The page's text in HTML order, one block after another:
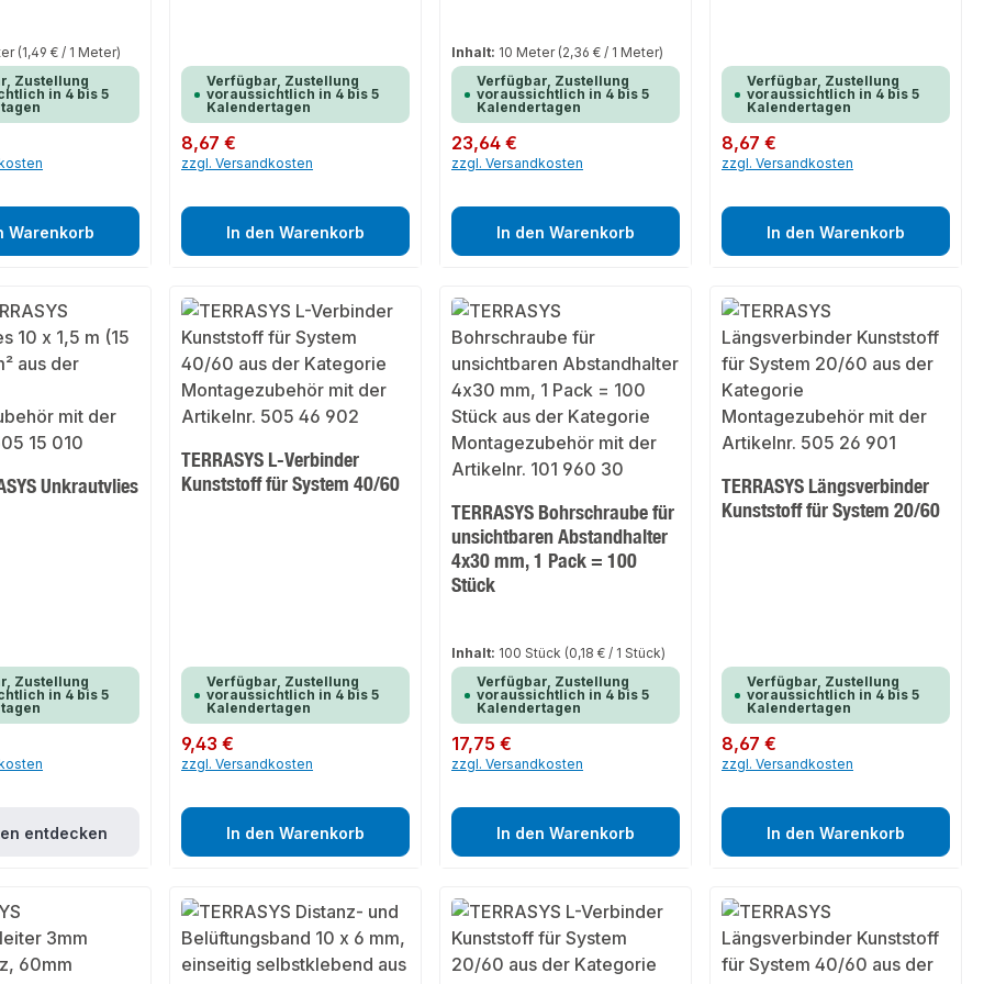
(1,49 € / 1 Meter)
Zustellung
in 4 bis 5
Warenkorb
Verfügbar, Zustellung
voraussichtlich in 4 bis 5
Kalendertagen
Regulärer Preis:
8,67 €
zzgl. Versandkosten
In den Warenkorb
Inhalt: 10 Meter (2,36 € / 1 Meter)
Verfügbar, Zustellung
voraussichtlich in 4 bis 5
Kalendertagen
Regulärer Preis:
23,64 €
zzgl. Versandkosten
In den Warenkorb
Verfügbar, Zustellung
voraussichtlich in 4 bis 5
Kalendertagen
Regulärer Preis:
8,67 €
zzgl. Versandkosten
In den Warenkorb
Unkrautvlies
Zustellung
in 4 bis 5
entdecken
TERRASYS L-Verbinder
Kunststoff für System 40/60
Verfügbar, Zustellung
voraussichtlich in 4 bis 5
Kalendertagen
Regulärer Preis:
9,43 €
zzgl. Versandkosten
In den Warenkorb
TERRASYS Bohrschraube für
unsichtbaren Abstandhalter
4x30 mm, 1 Pack = 100
Stück
Inhalt: 100 Stück (0,18 € / 1 Stück)
Verfügbar, Zustellung
voraussichtlich in 4 bis 5
Kalendertagen
Regulärer Preis:
17,75 €
zzgl. Versandkosten
In den Warenkorb
TERRASYS Längsverbinder
Kunststoff für System 20/60
Verfügbar, Zustellung
voraussichtlich in 4 bis 5
Kalendertagen
Regulärer Preis:
8,67 €
zzgl. Versandkosten
In den Warenkorb